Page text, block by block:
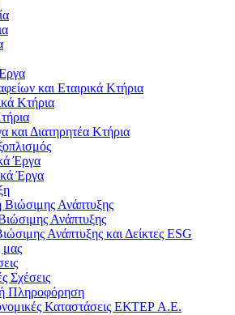
και Εταιρικά Κτήρια
Κτήρια
και Διατηρητέα Κτήρια
Έργα
Έργα
Βιώσιμης Ανάπτυξης
Ανάπτυξης
Ανάπτυξης και Δείκτες ESG
μας
Σχέσεις
Πληροφόρηση
Καταστάσεις ΕΚΤΕΡ Α.Ε.